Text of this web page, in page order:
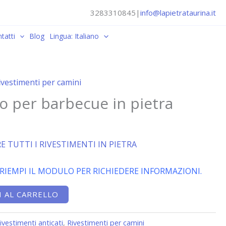
3283310845 | info@lapietrataurina.it
Blog Lingua: Italiano
per camini
per barbecue in pietra
TUTTI I RIVESTIMENTI IN PIETRA
IL MODULO PER RICHIEDERE INFORMAZIONI.
AL CARRELLO
anticati, Rivestimenti per camini